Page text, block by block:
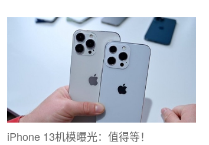
iPhone 13机模曝光：值得等！